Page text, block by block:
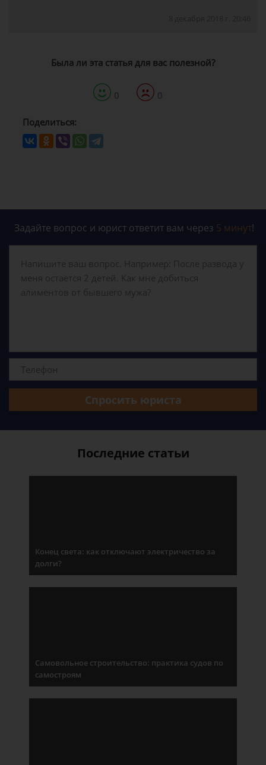
Была ли эта статья для вас полезной?
0 0
Поделиться:
Задайте вопрос и юрист ответит вам через 5 минут!
Спросить юриста
Последние статьи
Конец света: как отключают электричество за
долги?
Самовольное строительство: практика судов по
самостроям